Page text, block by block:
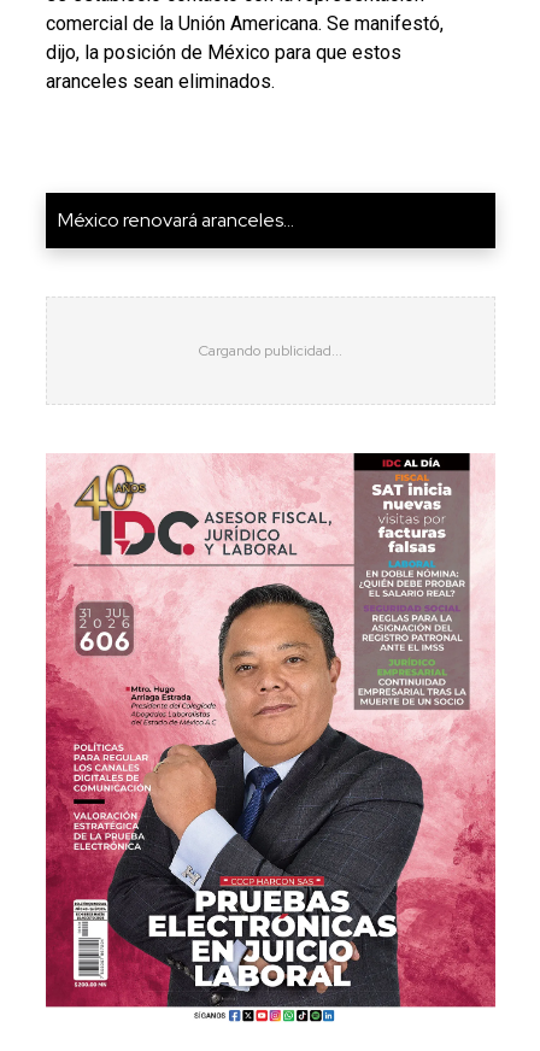
comercial de la Unión Americana. Se manifestó,
dijo, la posición de México para que estos
aranceles sean eliminados.
México renovará aranceles...